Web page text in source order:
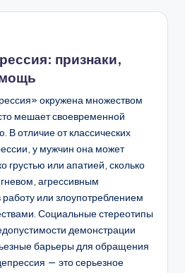
признаки,
окружена множеством
мешает своевременной
В отличие от классических
у мужчин она может
грустью или апатией, сколько
агрессивным
или злоупотреблением
Социальные стереотипы
демонстрации
барьеры для обращения
— это серьезное